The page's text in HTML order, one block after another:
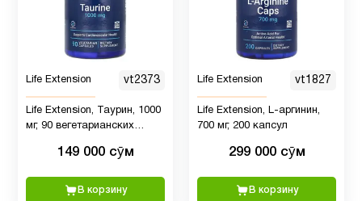
Магний 7
Магний
глицинат
Магний
цитрат
Микроэлементы
Life Extension vt2373
Life Extension, Таурин, 1000
мг, 90 вегетарианских
149 000 сӯм
В корзину
Life Extension vt1827
Life Extension, L-аргинин,
700 мг, 200 капсул
299 000 сӯм
В корзину